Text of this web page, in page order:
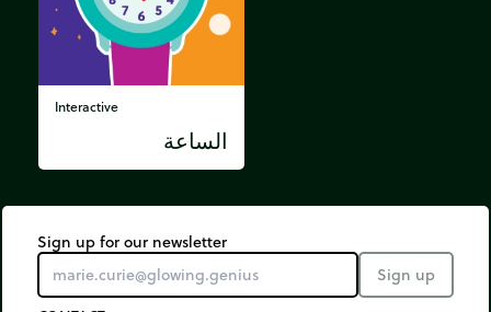
Interactive
الساعة
Sign up for our newsletter
Sign up